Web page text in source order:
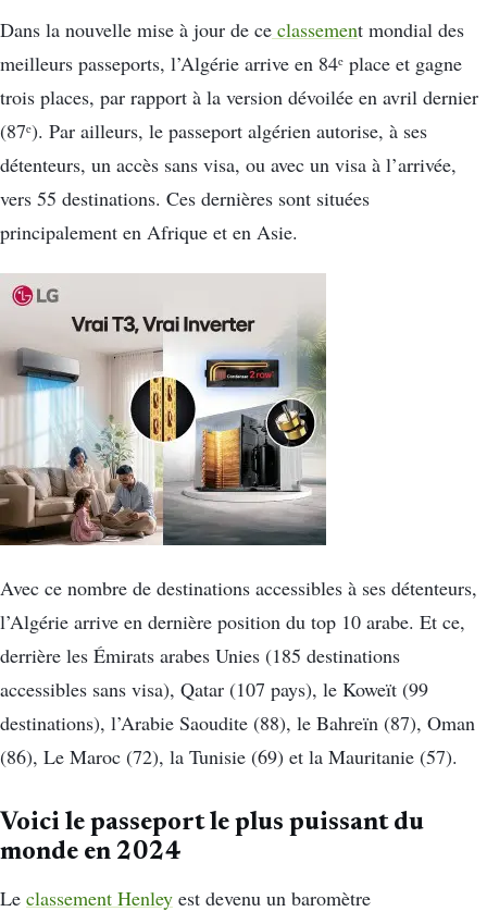
Dans la nouvelle mise à jour de ce classement mondial des
meilleurs passeports, l’Algérie arrive en 84ᵉ place et gagne
trois places, par rapport à la version dévoilée en avril dernier
(87ᵉ). Par ailleurs, le passeport algérien autorise, à ses
détenteurs, un accès sans visa, ou avec un visa à l’arrivée,
vers 55 destinations. Ces dernières sont situées
principalement en Afrique et en Asie.
Avec ce nombre de destinations accessibles à ses détenteurs,
l’Algérie arrive en dernière position du top 10 arabe. Et ce,
derrière les Émirats arabes Unies (185 destinations
accessibles sans visa), Qatar (107 pays), le Koweït (99
destinations), l’Arabie Saoudite (88), le Bahreïn (87), Oman
(86), Le Maroc (72), la Tunisie (69) et la Mauritanie (57).
Voici le passeport le plus puissant du
monde en 2024
Le classement Henley est devenu un baromètre